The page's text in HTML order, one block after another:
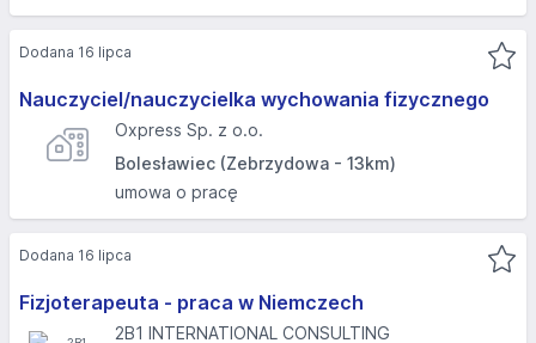
Nauczyciel/nauczycielka wychowania fizycznego
Oxpress Sp. z o.o.
Bolesławiec (Zebrzydowa - 13km)
umowa o pracę
Dodana 16 lipca
Fizjoterapeuta - praca w Niemczech
2B1 INTERNATIONAL CONSULTING
Dodana 16 lipca